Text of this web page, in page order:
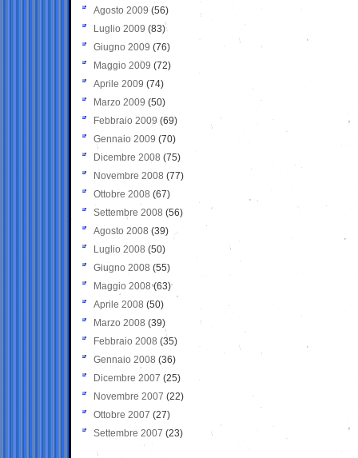
Agosto 2009 (56)
Luglio 2009 (83)
Giugno 2009 (76)
Maggio 2009 (72)
Aprile 2009 (74)
Marzo 2009 (50)
Febbraio 2009 (69)
Gennaio 2009 (70)
Dicembre 2008 (75)
Novembre 2008 (77)
Ottobre 2008 (67)
Settembre 2008 (56)
Agosto 2008 (39)
Luglio 2008 (50)
Giugno 2008 (55)
Maggio 2008(63)
Aprile 2008 (50)
Marzo 2008 (39)
Febbraio 2008 (35)
Gennaio 2008 (36)
Dicembre 2007 (25)
Novembre 2007 (22)
Ottobre 2007 (27)
Settembre 2007 (23)